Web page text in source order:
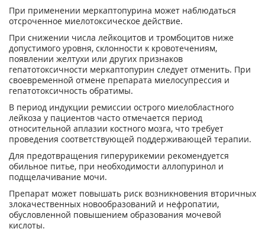
При применении меркаптопурина может наблюдаться
отсроченное миелотоксическое действие.
При снижении числа лейкоцитов и тромбоцитов ниже
допустимого уровня, склонности к кровотечениям,
появлении желтухи или других признаков
гепатотоксичности меркаптопурин следует отменить. При
своевременной отмене препарата миелосупрессия и
гепатотоксичность обратимы.
В период индукции ремиссии острого миелобластного
лейкоза у пациентов часто отмечается период
относительной аплазии костного мозга, что требует
проведения соответствующей поддерживающей терапии.
Для предотвращения гиперурикемии рекомендуется
обильное питье, при необходимости аллопуринол и
подщелачивание мочи.
Препарат может повышать риск возникновения вторичных
злокачественных новообразований и нефропатии,
обусловленной повышением образования мочевой
кислоты.